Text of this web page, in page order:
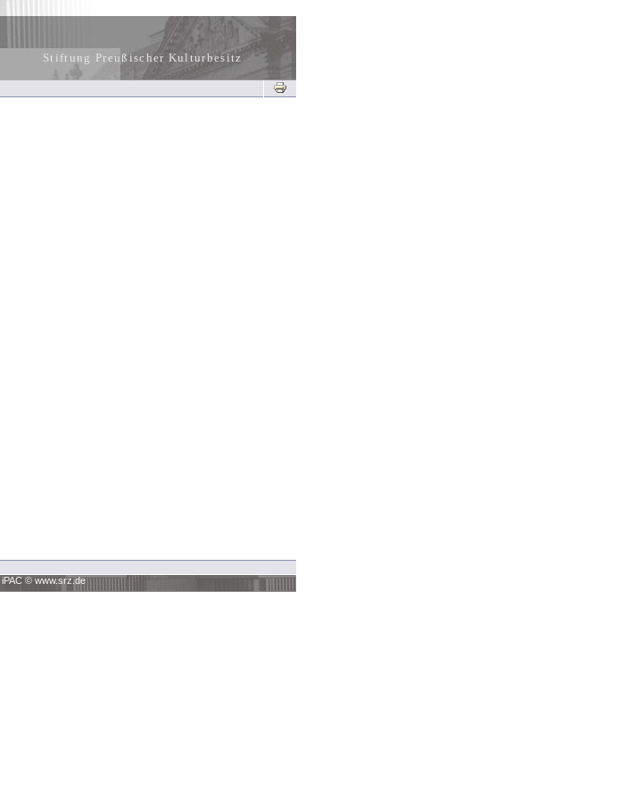
Stiftung Preußischer Kulturbesitz
iPAC © www.srz.de